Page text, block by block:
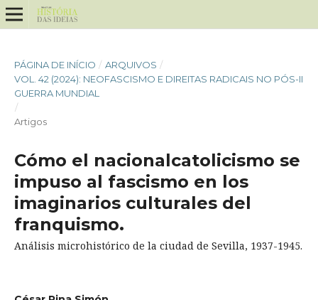
PÁGINA DE INÍCIO / ARQUIVOS /
VOL. 42 (2024): NEOFASCISMO E DIREITAS RADICAIS NO PÓS-II
GUERRA MUNDIAL
/
Artigos
Cómo el nacionalcatolicismo se
impuso al fascismo en los
imaginarios culturales del
franquismo.
Análisis microhistórico de la ciudad de Sevilla, 1937-1945.